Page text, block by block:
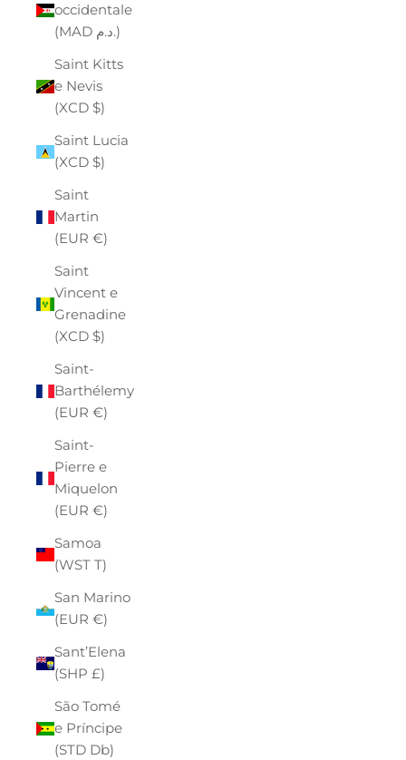
occidentale
(MAD د.م.)
Saint Kitts
e Nevis
(XCD $)
Saint Lucia
(XCD $)
Saint
Martin
(EUR €)
Saint
Vincent e
Grenadine
(XCD $)
Saint-
Barthélemy
(EUR €)
Saint-
Pierre e
Miquelon
(EUR €)
Samoa
(WST T)
San Marino
(EUR €)
Sant’Elena
(SHP £)
São Tomé
e Príncipe
(STD Db)